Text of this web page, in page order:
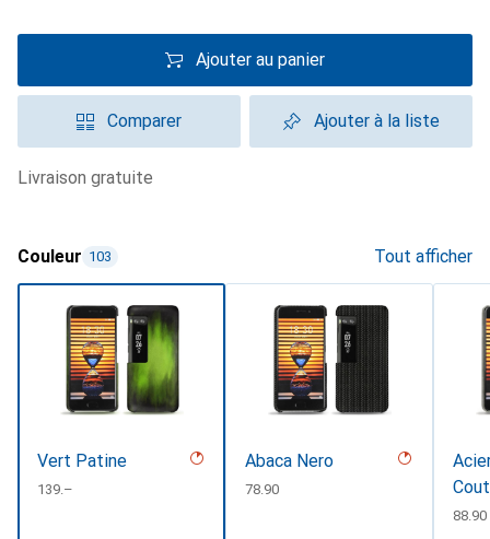
Ajouter au panier
Comparer Ajouter à la liste
livraison gratuite
Couleur 103 Tout afficher
Vert Patine
CHF
139.–
Abaca Nero
CHF
78.90
CHF
88.90